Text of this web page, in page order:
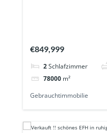
€849,999
2Schlafzimmer
78000 m²
Gebrauchtimmobilie